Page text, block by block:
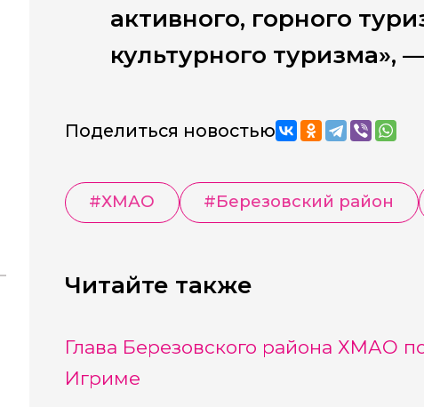
активного, горного
культурного туризма»,
Поделиться новостью
#ХМАО #Березовский район
Читайте также
Глава Березовского района ХМАО
Игриме